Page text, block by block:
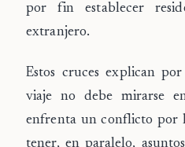
por fin establecer
extranjero.
Estos cruces explican
viaje no debe mirarse
enfrenta un conflicto por
tener, en paralelo,